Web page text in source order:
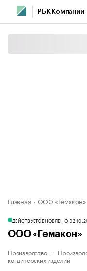
РБК Компании
Главная ООО «Гемакон»
ДЕЙСТВУЕТОБНОВЛЕНО,
ООО «Гемакон»
Производство
кондитерских изделий